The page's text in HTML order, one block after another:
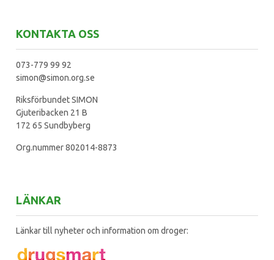
KONTAKTA OSS
073-779 99 92
simon@simon.org.se
Riksförbundet SIMON
Gjuteribacken 21 B
172 65 Sundbyberg
Org.nummer 802014-8873
LÄNKAR
Länkar till nyheter och information om droger: